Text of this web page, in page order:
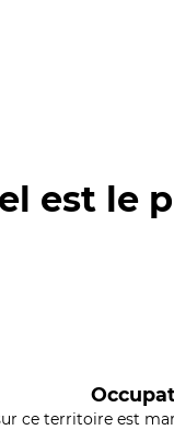
est le
ce territoire est